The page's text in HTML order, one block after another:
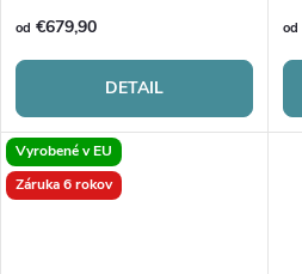
od €679,90
DETAIL
od
Vyrobené v EU
Záruka 6 rokov